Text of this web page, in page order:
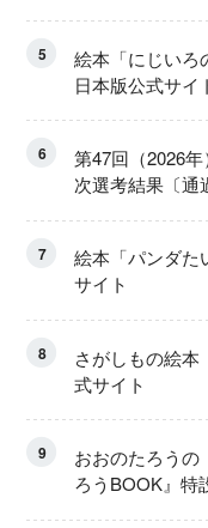
5
絵本「にじい
日本版公式サイ
6
第47回（2026
次選考結果〔通
7
絵本「パンダ
サイト
8
さがしもの絵
式サイト
9
おおのたろうの
ろうBOOK』特